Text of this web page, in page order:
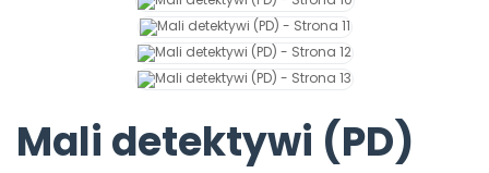
Archiwalne numery
Promocje
Mali detektywi (PD)